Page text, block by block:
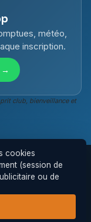
météo,
inscription.
→
club, bienveillance et
de
cookies
(session de
ou de